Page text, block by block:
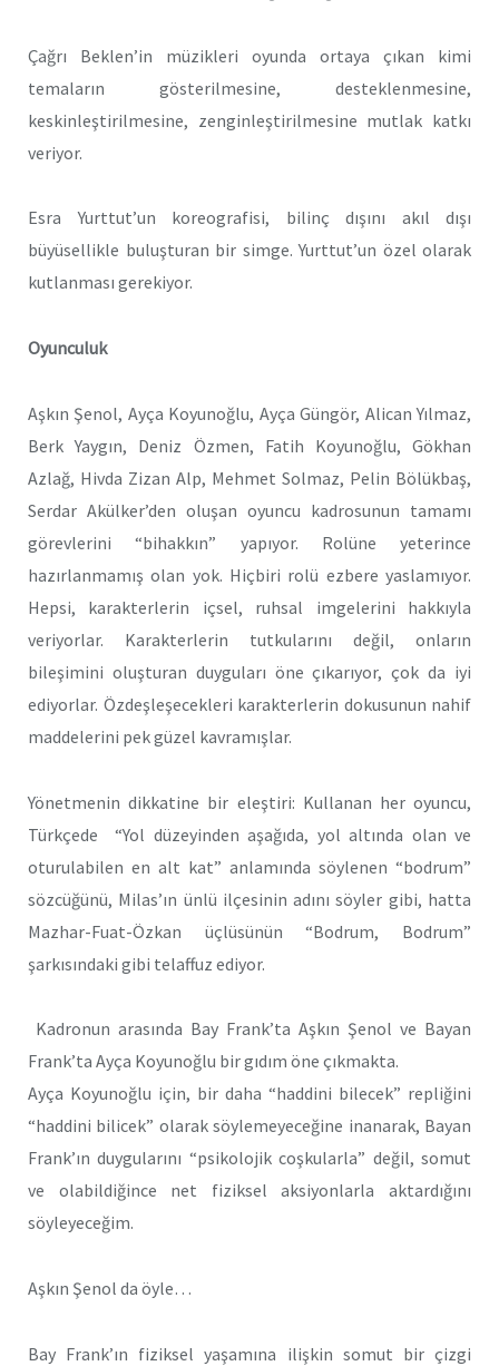
Çağrı Beklen’in müzikleri oyunda ortaya çıkan kimi
temaların gösterilmesine, desteklenmesine,
keskinleştirilmesine, zenginleştirilmesine mutlak katkı
veriyor.
Esra Yurttut’un koreografisi, bilinç dışını akıl dışı
büyüsellikle buluşturan bir simge. Yurttut’un özel olarak
kutlanması gerekiyor.
Oyunculuk
Aşkın Şenol, Ayça Koyunoğlu, Ayça Güngör, Alican Yılmaz,
Berk Yaygın, Deniz Özmen, Fatih Koyunoğlu, Gökhan
Azlağ, Hivda Zizan Alp, Mehmet Solmaz, Pelin Bölükbaş,
Serdar Akülker’den oluşan oyuncu kadrosunun tamamı
görevlerini “bihakkın” yapıyor. Rolüne yeterince
hazırlanmamış olan yok. Hiçbiri rolü ezbere yaslamıyor.
Hepsi, karakterlerin içsel, ruhsal imgelerini hakkıyla
veriyorlar. Karakterlerin tutkularını değil, onların
bileşimini oluşturan duyguları öne çıkarıyor, çok da iyi
ediyorlar. Özdeşleşecekleri karakterlerin dokusunun nahif
maddelerini pek güzel kavramışlar.
Yönetmenin dikkatine bir eleştiri: Kullanan her oyuncu,
Türkçede “Yol düzeyinden aşağıda, yol altında olan ve
oturulabilen en alt kat” anlamında söylenen “bodrum”
sözcüğünü, Milas’ın ünlü ilçesinin adını söyler gibi, hatta
Mazhar-Fuat-Özkan üçlüsünün “Bodrum, Bodrum”
şarkısındaki gibi telaffuz ediyor.
Kadronun arasında Bay Frank’ta Aşkın Şenol ve Bayan
Frank’ta Ayça Koyunoğlu bir gıdım öne çıkmakta.
Ayça Koyunoğlu için, bir daha “haddini bilecek” repliğini
“haddini bilicek” olarak söylemeyeceğine inanarak, Bayan
Frank’ın duygularını “psikolojik coşkularla” değil, somut
ve olabildiğince net fiziksel aksiyonlarla aktardığını
söyleyeceğim.
Aşkın Şenol da öyle…
Bay Frank’ın fiziksel yaşamına ilişkin somut bir çizgi